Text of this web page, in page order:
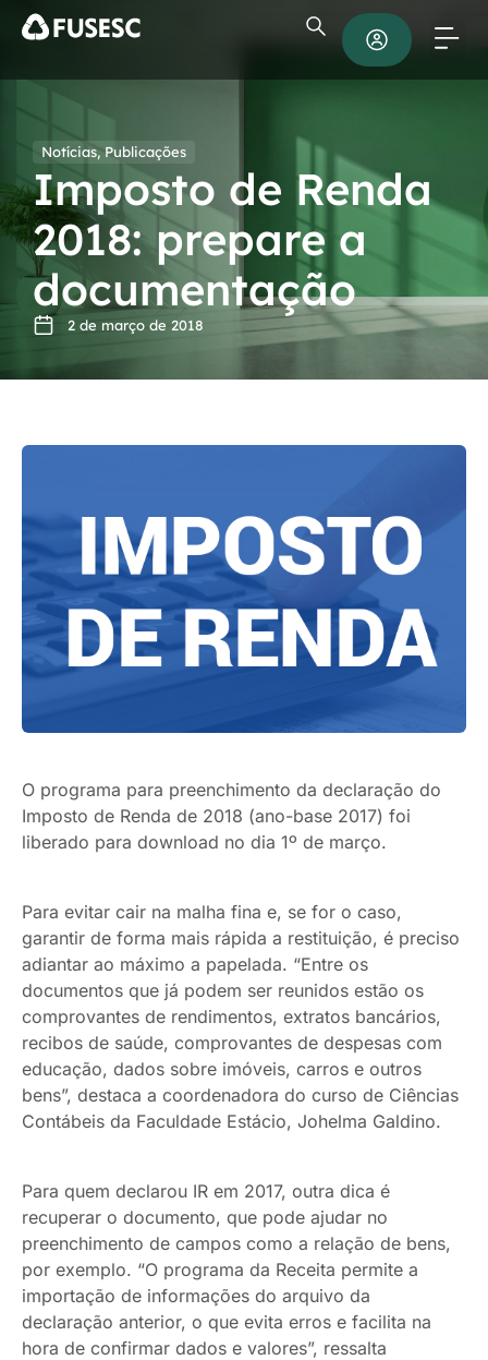
Notícias, Publicações
Imposto de Renda
2018: prepare a
documentação
2 de março de 2018
O programa para preenchimento da declaração do
Imposto de Renda de 2018 (ano-base 2017) foi
liberado para download no dia 1º de março.
Para evitar cair na malha fina e, se for o caso,
garantir de forma mais rápida a restituição, é preciso
adiantar ao máximo a papelada. “Entre os
documentos que já podem ser reunidos estão os
comprovantes de rendimentos, extratos bancários,
recibos de saúde, comprovantes de despesas com
educação, dados sobre imóveis, carros e outros
bens”, destaca a coordenadora do curso de Ciências
Contábeis da Faculdade Estácio, Johelma Galdino.
Para quem declarou IR em 2017, outra dica é
recuperar o documento, que pode ajudar no
preenchimento de campos como a relação de bens,
por exemplo. “O programa da Receita permite a
importação de informações do arquivo da
declaração anterior, o que evita erros e facilita na
hora de confirmar dados e valores”, ressalta